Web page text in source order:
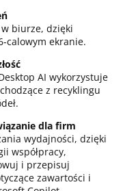
biurze, dzięki
calowym ekranie.
AI wykorzystuje
z recyklingu
dla firm
wydajności, dzięki
współpracy,
i przepisuj
zawartości i